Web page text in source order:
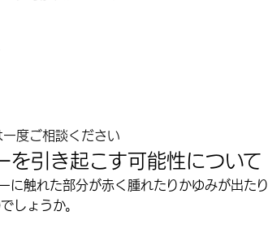
度ご相談ください
を引き起こす可能性について
に触れた部分が赤く腫れたりかゆみが出たり
しょうか。